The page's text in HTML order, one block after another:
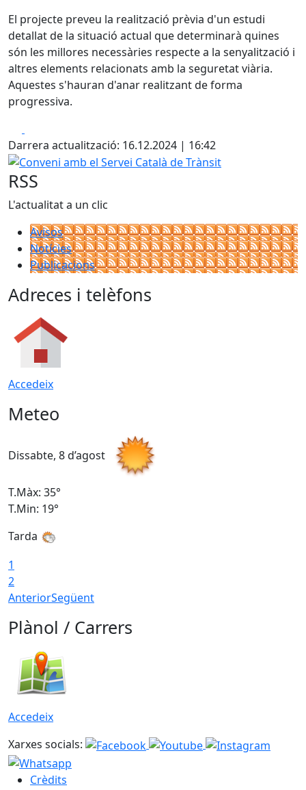
El projecte preveu la realització prèvia d'un estudi
detallat de la situació actual que determinarà quines
són les millores necessàries respecte a la senyalització i
altres elements relacionats amb la seguretat viària.
Aquestes s'hauran d'anar realitzant de forma
progressiva.
Darrera actualització: 16.12.2024 | 16:42
Conveni amb el Servei Català de Trànsit
RSS
L'actualitat a un clic
Avisos
Notícies
Publicacions
Adreces i telèfons
Accedeix
Meteo
Dissabte, 8 d’agost
T.Màx: 35°
T.Min: 19°
Tarda
1
2
AnteriorSegüent
Plànol / Carrers
Accedeix
Xarxes socials:
Crèdits